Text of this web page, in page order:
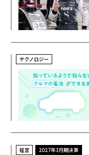
テクノロジー
経営 2027年3月期決算